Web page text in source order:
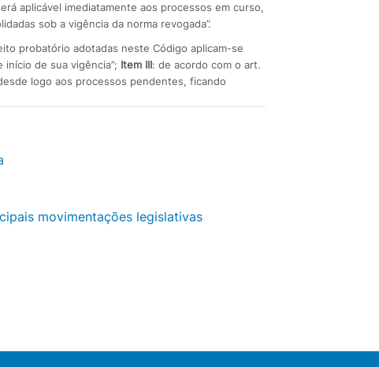
aplicável imediatamente aos processos em curso,
sob a vigência da norma revogada”.
probatório adotadas neste Código aplicam-se
de sua vigência”; Item III: de acordo com o art.
logo aos processos pendentes, ficando
movimentações legislativas